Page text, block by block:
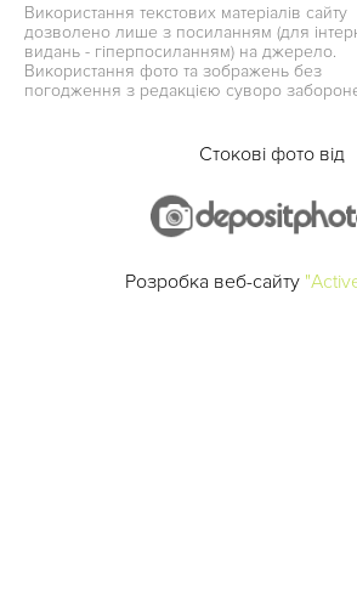
Використання текстових матеріалів сайту
дозволено лише з посиланням (для
видань - гіперпосиланням) на джерело.
Використання фото та зображень без
погодження з редакцією суворо
Стокові фото від
Розробка веб-сайту